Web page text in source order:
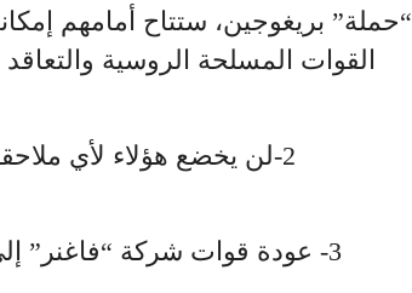
“حملة” بريغوجين، ستتاح أمامهم
القوات المسلحة الروسية
2-لن يخضع هؤلاء لأي ملاحقة قانونية.
3- عودة قوات شركة “فاغنر” إلى معسكراتها.